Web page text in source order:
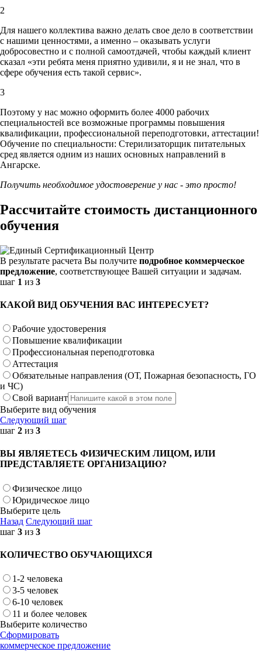
2
Для нашего коллектива важно делать свое дело в соответствии
с нашими ценностями, а именно – оказывать услуги
добросовестно и с полной самоотдачей, чтобы каждый клиент
сказал «эти ребята меня приятно удивили, я и не знал, что в
сфере обучения есть такой сервис».
3
Поэтому у нас можно оформить более 4000 рабочих
специальностей все возможные программы повышения
квалификации, профессиональной переподготовки, аттестации!
Обучение по специальности: Стерилизаторщик питательных
сред является одним из наших основных направлений в
Ангарске.
Получить необходимое удостоверение у нас - это просто!
Рассчитайте стоимость дистанционного
обучения
В результате расчета Вы получите подробное коммерческое
предложение, соответствующее Вашей ситуации и задачам.
шаг 1 из 3
КАКОЙ ВИД ОБУЧЕНИЯ ВАС ИНТЕРЕСУЕТ?
Рабочие удостоверения
Повышение квалификации
Профессиональная переподготовка
Аттестация
Обязательные направления (ОТ, Пожарная безопасность, ГО
и ЧС)
Свой вариант
Выберите вид обучения
Следующий шаг
шаг 2 из 3
ВЫ ЯВЛЯЕТЕСЬ ФИЗИЧЕСКИМ ЛИЦОМ, ИЛИ
ПРЕДСТАВЛЯЕТЕ ОРГАНИЗАЦИЮ?
Физическое лицо
Юридическое лицо
Выберите цель
Назад Следующий шаг
шаг 3 из 3
КОЛИЧЕСТВО ОБУЧАЮЩИХСЯ
1-2 человека
3-5 человек
6-10 человек
11 и более человек
Выберите количество
Сформировать
коммерческое предложение